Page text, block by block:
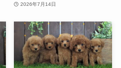
2026年7月14日